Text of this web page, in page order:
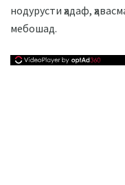
нодурусти ҳадаф,
мебошад.